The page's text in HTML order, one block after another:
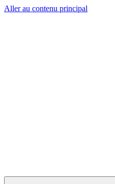
Aller au contenu principal